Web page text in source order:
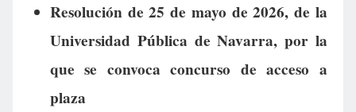
Resolución de 25 de mayo de 2026, de la
Universidad Pública de Navarra, por la
que se convoca concurso de acceso a
plaza